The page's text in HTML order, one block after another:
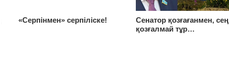
«Серпінмен» серпіліске!
Сенатор қозғағанмен, сең
қозғалмай тұр…